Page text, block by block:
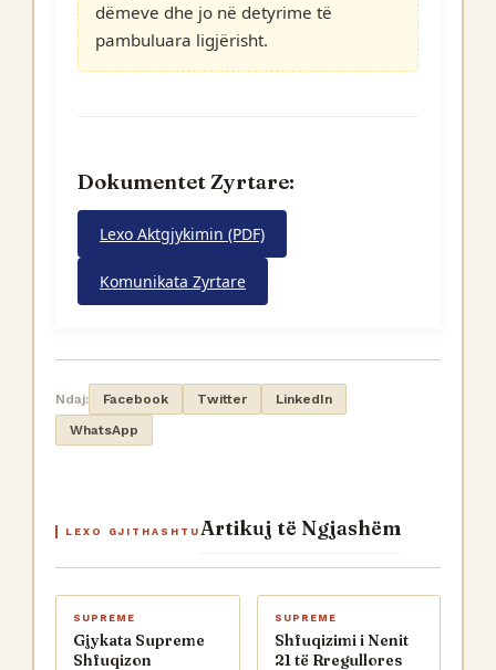
dëmeve dhe jo në detyrime të
pambuluara ligjërisht.
Dokumentet Zyrtare:
Lexo Aktgjykimin (PDF)
Komunikata Zyrtare
Ndaj: Facebook Twitter
LinkedIn
WhatsApp
LEXO GJITHASHTU Artikuj të Ngjashëm
SUPREME
Gjykata Supreme
Shfuqizon
SUPREME
Shfuqizimi i Nenit
21 të Rregullores